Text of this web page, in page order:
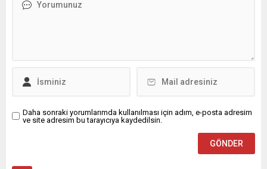
Daha sonraki yorumlarımda kullanılması için adım, e-posta adresim
ve site adresim bu tarayıcıya kaydedilsin.